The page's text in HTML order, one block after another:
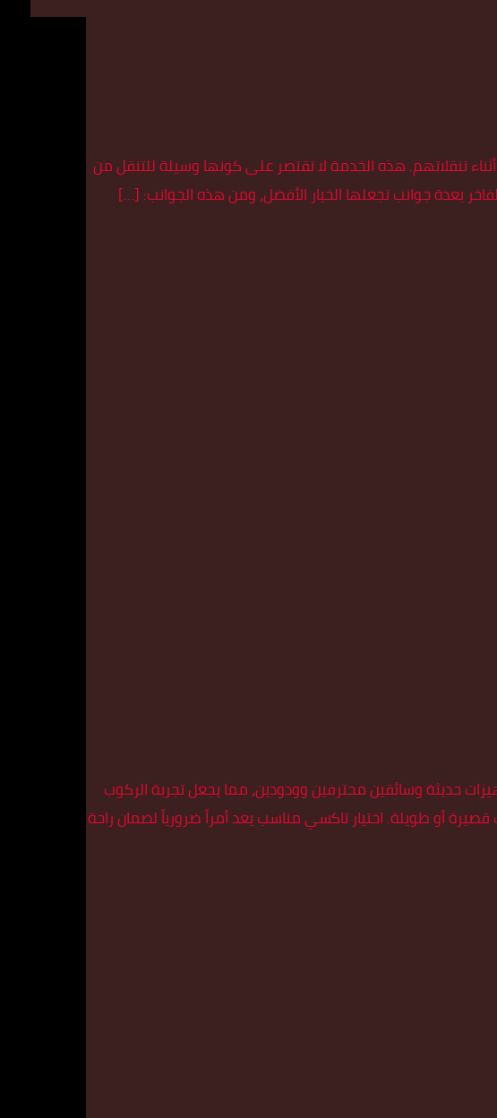
تنقلاتهم. هذه الخدمة لا تقتصر على كونها وسيلة للتنقل من
بعدة جوانب تجعلها الخيار الأفضل، ومن هذه الجوانب: […]
حديثة وسائقين محترفين وودودين، مما يجعل تجربة الركوب
أو طويلة. اختيار تاكسي مناسب يعد أمراً ضرورياً لضمان راحة